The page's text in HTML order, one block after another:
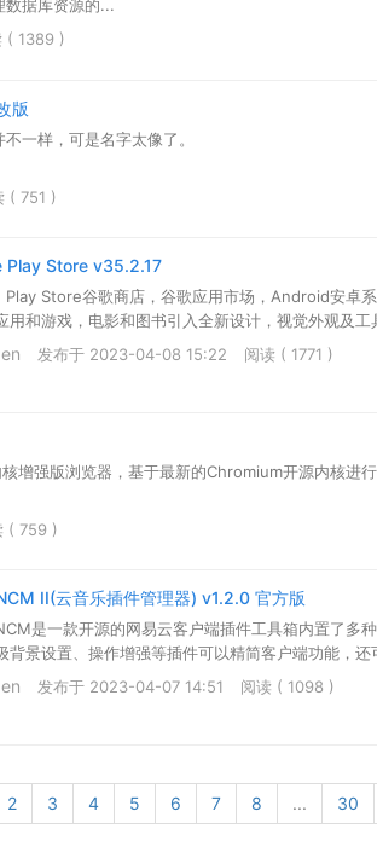
数据库资源的...
( 1389 )
版
一样，可是名字太像了。
( 751 )
Play Store v35.2.17
Store谷歌商店，谷歌应用市场，Android安卓
用和游戏，电影和图书引入全新设计，视觉外观及
发布于 2023-04-08 15:22 阅读 ( 1771 )
增强版浏览器，基于最新的Chromium开源内核进
( 759 )
II(云音乐插件管理器) v1.2.0 官方版
是一款开源的网易云客户端插件工具箱内置了多
背景设置、操作增强等插件可以精简客户端功能，还
发布于 2023-04-07 14:51 阅读 ( 1098 )
2 3 4 5 6 7 8 ... 30